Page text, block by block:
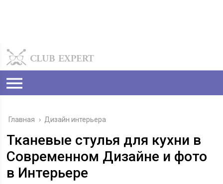
Главная › Дизайн интерьера
Тканевые стулья для кухни в
Современном Дизайне и фото
в Интерьере